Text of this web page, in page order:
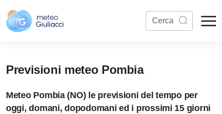
Previsioni meteo Pombia
Meteo Pombia (NO) le previsioni del tempo per
oggi, domani, dopodomani ed i prossimi 15 giorni